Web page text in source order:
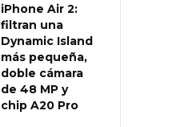
iPhone Air 2:
filtran una
Dynamic Island
más pequeña,
doble cámara
de 48 MP y
chip A20 Pro